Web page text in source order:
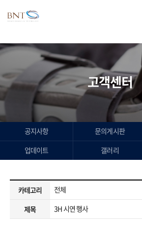
고객센터
공지사항 문의게시판
업데이트 갤러리
카테고리
전체
제목
3H 시연 행사